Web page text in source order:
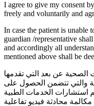
I agree to give my consent
freely and voluntarily and
In case the patient is unable
guardian /representative
and accordingly all
mentioned above shall be
عن بعد التي تقدمها
والتي تتضمن الحصول على
استشارات الخدمات الطبية